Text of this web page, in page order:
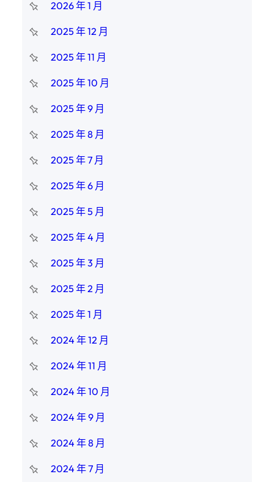
2026 年 1 月
2025 年 12 月
2025 年 11 月
2025 年 10 月
2025 年 9 月
2025 年 8 月
2025 年 7 月
2025 年 6 月
2025 年 5 月
2025 年 4 月
2025 年 3 月
2025 年 2 月
2025 年 1 月
2024 年 12 月
2024 年 11 月
2024 年 10 月
2024 年 9 月
2024 年 8 月
2024 年 7 月